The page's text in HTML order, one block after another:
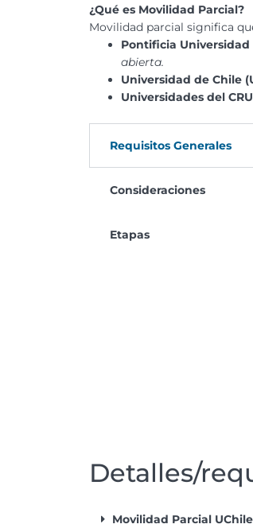
¿Qué es Movilidad Parcial?
Movilidad parcial significa
Pontificia Universidad
abierta.
Universidad de Chile
Universidades del
Requisitos Generales
Consideraciones
Etapas
Detalles/
Movilidad Parcial UChile